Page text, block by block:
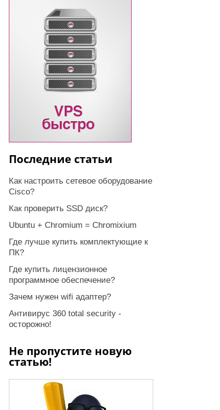
Последние статьи
Как настроить сетевое оборудование
Cisco?
Как проверить SSD диск?
Ubuntu + Chromium = Chromixium
Где лучше купить комплектующие к
ПК?
Где купить лицензионное
программное обеспечение?
Зачем нужен wifi адаптер?
Антивирус 360 total security -
осторожно!
Не пропустите новую
статью!